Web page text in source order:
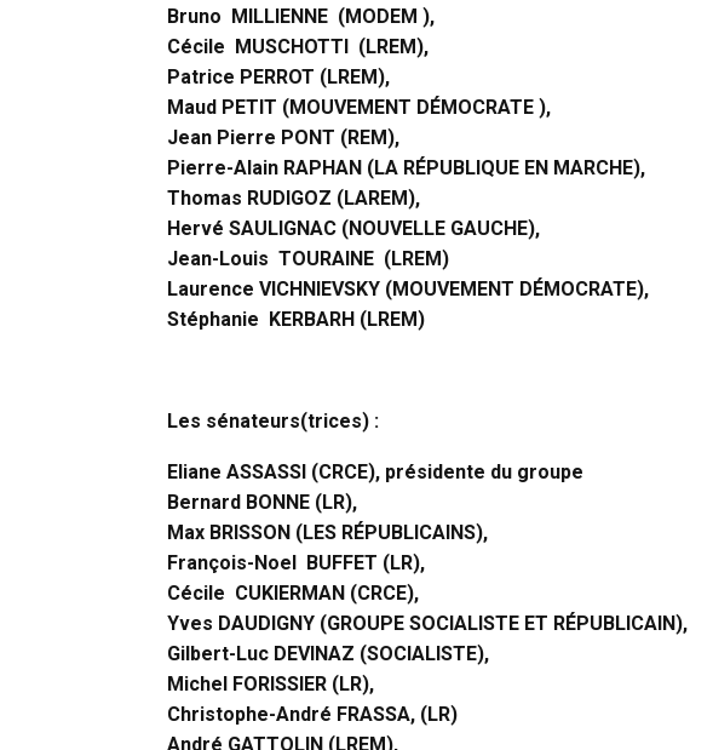
Bruno MILLIENNE (MODEM ),
Cécile MUSCHOTTI (LREM),
Patrice PERROT (LREM),
Maud PETIT (MOUVEMENT DÉMOCRATE ),
Jean Pierre PONT (REM),
Pierre-Alain RAPHAN (LA RÉPUBLIQUE EN MARCHE),
Thomas RUDIGOZ (LAREM),
Hervé SAULIGNAC (NOUVELLE GAUCHE),
Jean-Louis TOURAINE (LREM)
Laurence VICHNIEVSKY (MOUVEMENT DÉMOCRATE),
Stéphanie KERBARH (LREM)
Les sénateurs(trices) :
Eliane ASSASSI (CRCE), présidente du groupe
Bernard BONNE (LR),
Max BRISSON (LES RÉPUBLICAINS),
François-Noel BUFFET (LR),
Cécile CUKIERMAN (CRCE),
Yves DAUDIGNY (GROUPE SOCIALISTE ET RÉPUBLICAIN),
Gilbert-Luc DEVINAZ (SOCIALISTE),
Michel FORISSIER (LR),
Christophe-André FRASSA, (LR)
André GATTOLIN (LREM),